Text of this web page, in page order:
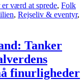
værd at sprede, Folk
, Rejseliv & eventyr,
Tanker
finurligheder